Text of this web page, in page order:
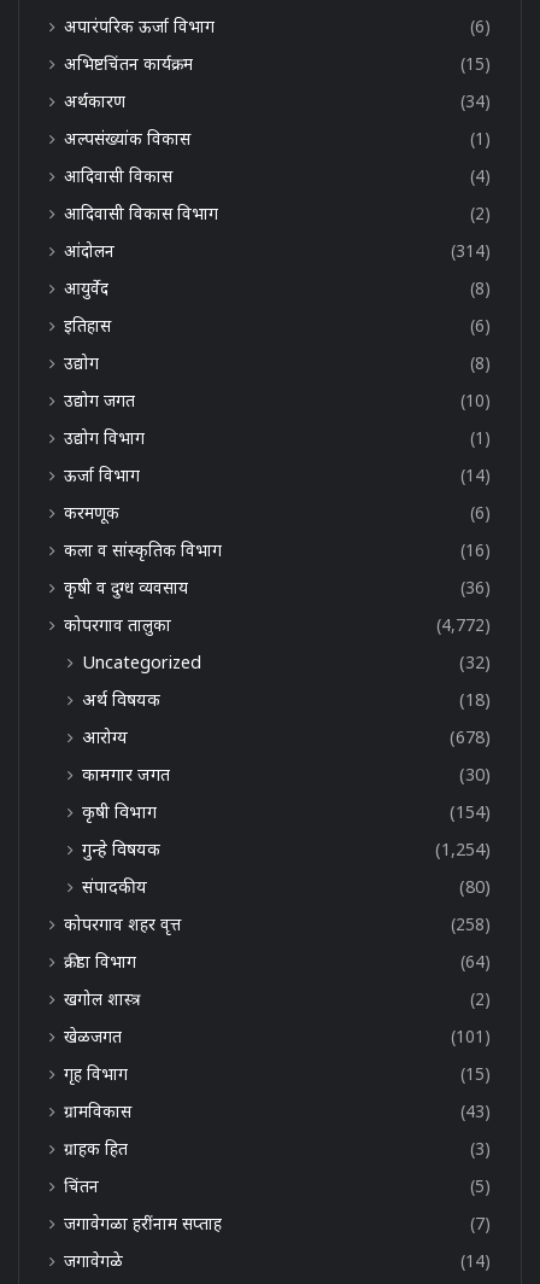
अपारंपरिक ऊर्जा विभाग
(6)
अभिष्टचिंतन कार्यक्रम
(15)
अर्थकारण
(34)
अल्पसंख्यांक विकास
(1)
आदिवासी विकास
(4)
आदिवासी विकास विभाग
(2)
आंदोलन
(314)
आयुर्वेद
(8)
इतिहास
(6)
उद्योग
(8)
उद्योग जगत
(10)
उद्योग विभाग
(1)
ऊर्जा विभाग
(14)
करमणूक
(6)
कला व सांस्कृतिक विभाग
(16)
कृषी व दुग्ध व्यवसाय
(36)
कोपरगाव तालुका
(4,772)
Uncategorized
(32)
अर्थ विषयक
(18)
आरोग्य
(678)
कामगार जगत
(30)
कृषी विभाग
(154)
गुन्हे विषयक
(1,254)
संपादकीय
(80)
कोपरगाव शहर वृत्त
(258)
क्रीडा विभाग
(64)
खगोल शास्त्र
(2)
खेळजगत
(101)
गृह विभाग
(15)
ग्रामविकास
(43)
ग्राहक हित
(3)
चिंतन
(5)
जगावेगळा हरींनाम सप्ताह
(7)
जगावेगळे
(14)